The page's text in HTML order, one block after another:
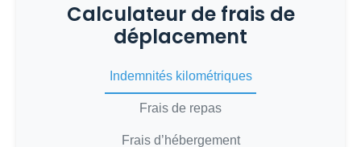
Calculateur de frais de
déplacement
Indemnités kilométriques
Frais de repas
Frais d’hébergement